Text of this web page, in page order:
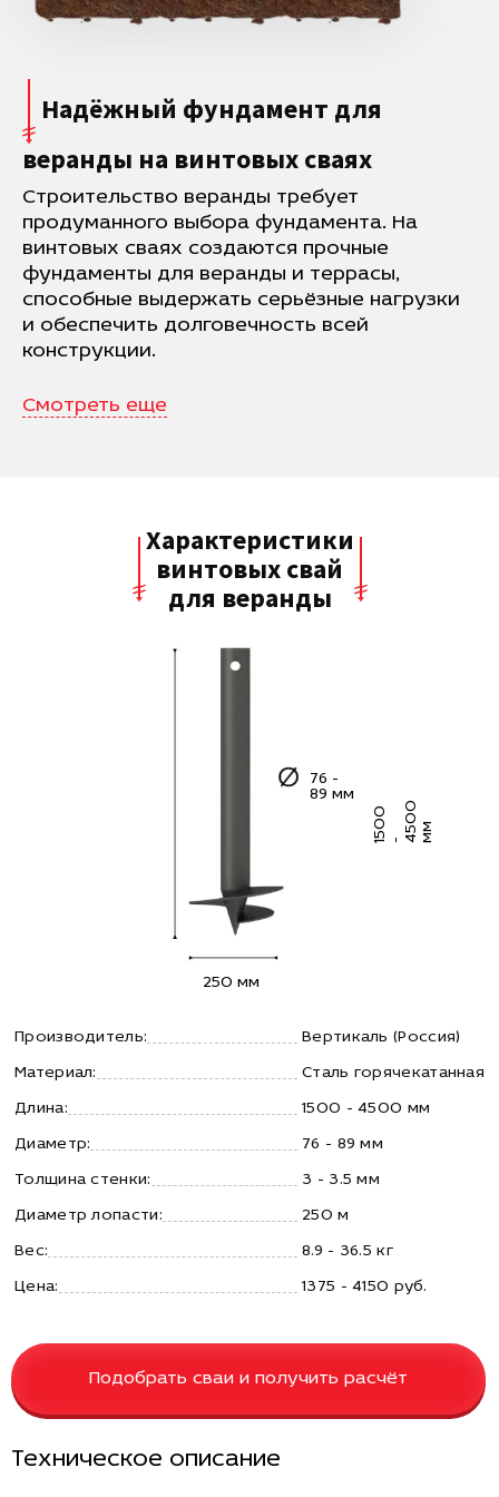
Надёжный фундамент для
веранды на винтовых сваях
Строительство веранды требует
продуманного выбора фундамента. На
винтовых сваях создаются прочные
фундаменты для веранды и террасы,
способные выдержать серьёзные нагрузки
и обеспечить долговечность всей
конструкции.
Смотреть еще
Характеристики
винтовых свай
для веранды
1
5
0
0 -
4
5
0 0
м м
250 мм
76 -
89 мм
Производитель: Вертикаль (Россия)
Материал: Сталь горячекатанная
Длина: 1500 - 4500 мм
Диаметр: 76 - 89 мм
Толщина стенки: 3 - 3.5 мм
Диаметр лопасти: 250 м
Вес: 8.9 - 36.5 кг
Цена: 1375 - 4150 руб.
Подобрать сваи и получить расчёт
Техническое описание